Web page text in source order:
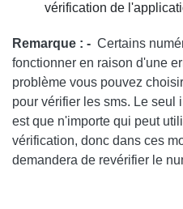
vérification de
Remarque : - Certains
fonctionner en raison d'une
problème vous pouvez
pour vérifier les sms. Le seul
est que n'importe qui peut
vérification, donc dans ces
demandera de revérifier le